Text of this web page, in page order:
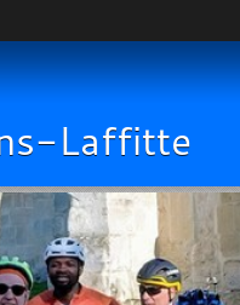
Laffitte